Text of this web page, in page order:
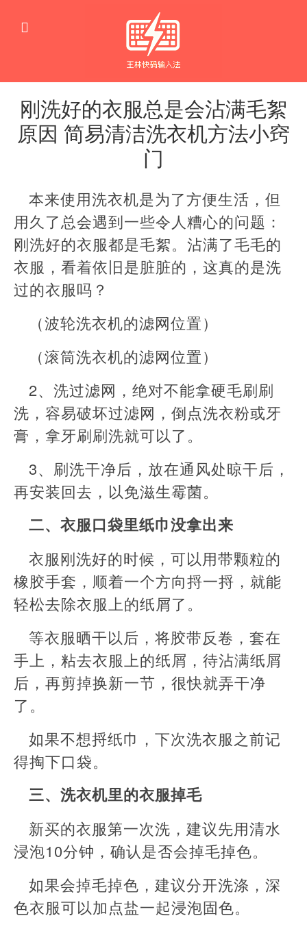
刚洗好的衣服总是会沾满毛絮
原因 简易清洁洗衣机方法小窍
门
窍
门
本来使用洗衣机是为了方便生活，但
用久了总会遇到一些令人糟心的问题：
刚洗好的衣服都是毛絮。沾满了毛毛的
衣服，看着依旧是脏脏的，这真的是洗
过的衣服吗？
（波轮洗衣机的滤网位置）
（滚筒洗衣机的滤网位置）
2、洗过滤网，绝对不能拿硬毛刷刷
洗，容易破坏过滤网，倒点洗衣粉或牙
膏，拿牙刷刷洗就可以了。
3、刷洗干净后，放在通风处晾干后，
再安装回去，以免滋生霉菌。
二、衣服口袋里纸巾没拿出来
衣服刚洗好的时候，可以用带颗粒的
橡胶手套，顺着一个方向捋一捋，就能
轻松去除衣服上的纸屑了。
等衣服晒干以后，将胶带反卷，套在
手上，粘去衣服上的纸屑，待沾满纸屑
后，再剪掉换新一节，很快就弄干净
了。
如果不想捋纸巾，下次洗衣服之前记
得掏下口袋。
三、洗衣机里的衣服掉毛
新买的衣服第一次洗，建议先用清水
浸泡10分钟，确认是否会掉毛掉色。
如果会掉毛掉色，建议分开洗涤，深
色衣服可以加点盐一起浸泡固色。